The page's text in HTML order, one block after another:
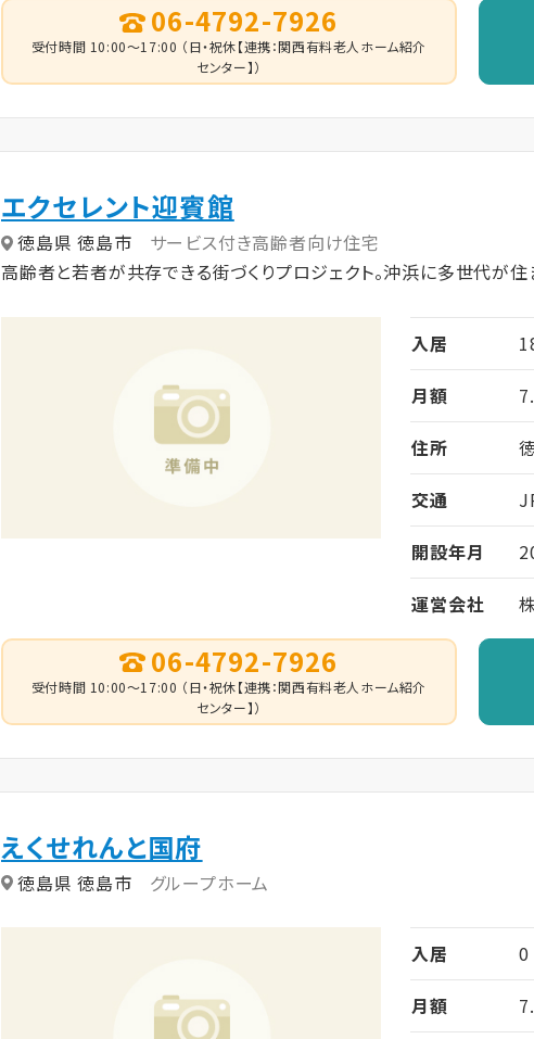
06-4792-7926
受付時間 10:00～17:00 （日・祝休【連携：関西有料老人ホーム紹介
センター】）
エクセレント迎賓館
徳島県 徳島市
サービス付き高齢者向け住宅
高齢者と若者が共存できる街づくりプロジェクト。沖浜に多世代が住
入居
月額
住所
交通
開設年月
運営会社
06-4792-7926
受付時間 10:00～17:00 （日・祝休【連携：関西有料老人ホーム紹介
センター】）
えくせれんと国府
徳島県 徳島市 グループホーム
入居
0
月額